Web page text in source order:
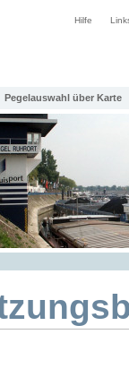
Hilfe
Pegelauswahl über Karte